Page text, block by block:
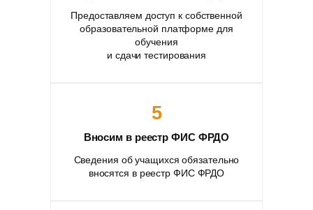
Предоставляем доступ к собственной
образовательной платформе для
обучения
и сдачи тестирования
5
Вносим в реестр ФИС ФРДО
Сведения об учащихся обязательно
вносятся в реестр ФИС ФРДО